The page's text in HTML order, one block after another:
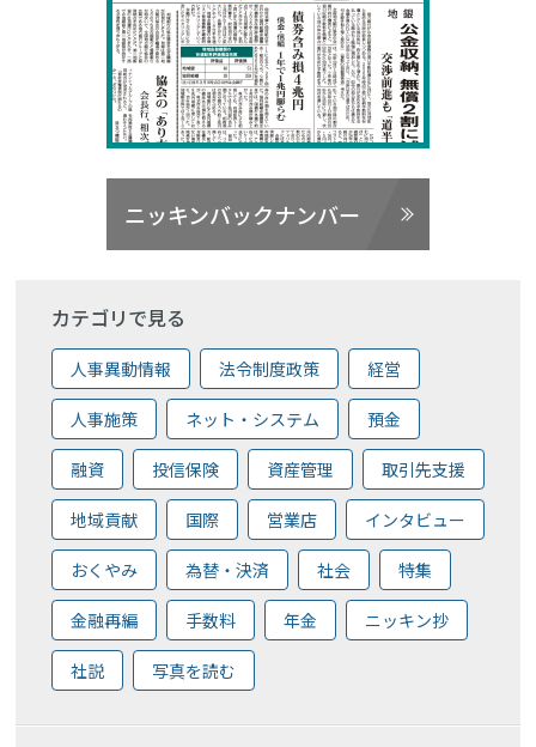
ニッキンバックナンバー
カテゴリで見る
人事異動情報 法令制度政策 経営
人事施策 ネット・システム 預金
融資 投信保険 資産管理 取引先支援
地域貢献 国際 営業店 インタビュー
おくやみ 為替・決済 社会 特集
金融再編 手数料 年金 ニッキン抄
社説 写真を読む